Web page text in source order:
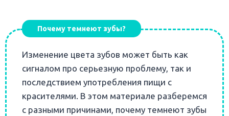
Почему темнеют зубы?
Изменение цвета зубов может быть как
сигналом про серьезную проблему, так и
последствием употребления пищи с
красителями. В этом материале разберемся
с разными причинами, почему темнеют зубы